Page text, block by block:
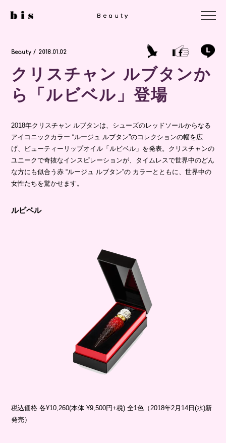
Beauty
Beauty / 2018.01.02
クリスチャン ルブタンか
ら「ルビベル」登場
2018年クリスチャン ルブタンは、シューズのレッドソールからなる
アイコニックカラー “ルージュ ルブタン”のコレクションの幅を広
げ、ビューティーリップオイル「ルビベル」を発表。クリスチャンの
ユニークで奇抜なインスピレーションが、タイムレスで世界中のどん
な方にも似合う赤 “ルージュ ルブタン”の カラーとともに、世界中の
女性たちを驚かせます。
ルビベル
税込価格 各¥10,260(本体 ¥9,500円+税) 全1色（2018年2月14日(水)新
発売）
Beauty
Beauty